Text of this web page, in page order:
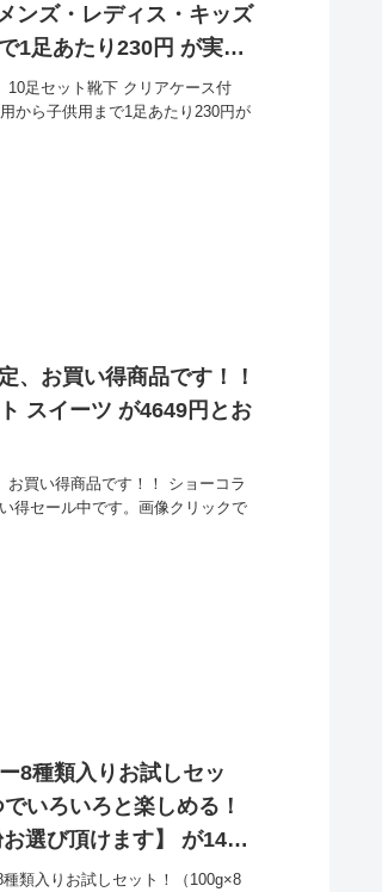
ンズ・レディス・キッズ
1足あたり230円 が実質
10足セット靴下 クリアケース付
から子供用まで1足あたり230円が
、お買い得商品です！！
スイーツ が4649円とお
買い得商品です！！ ショーコラ
得セール中です。画像クリックで
8種類入りお試しセッ
いろいろと楽しめる！
頂けます】 が1480
類入りお試しセット！（100g×8